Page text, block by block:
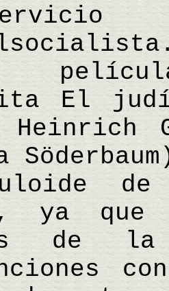
El
Heinrich
de
ya
de